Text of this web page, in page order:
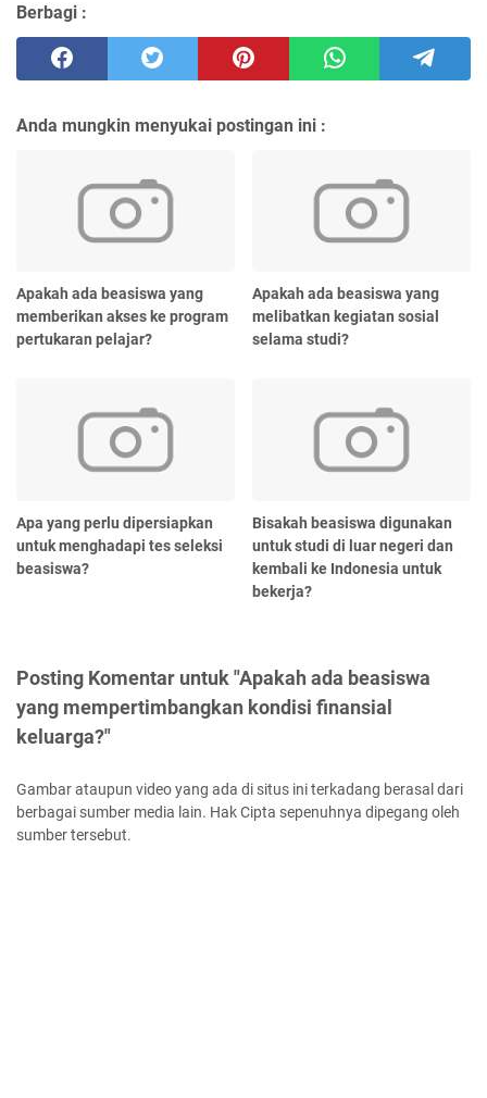
Berbagi :
Anda mungkin menyukai postingan ini :
Apakah ada beasiswa yang
memberikan akses ke program
pertukaran pelajar?
Apakah ada beasiswa yang
melibatkan kegiatan sosial
selama studi?
Apa yang perlu dipersiapkan
untuk menghadapi tes seleksi
beasiswa?
Bisakah beasiswa digunakan
untuk studi di luar negeri dan
kembali ke Indonesia untuk
bekerja?
Posting Komentar untuk "Apakah ada beasiswa
yang mempertimbangkan kondisi finansial
keluarga?"
Gambar ataupun video yang ada di situs ini terkadang berasal dari
berbagai sumber media lain. Hak Cipta sepenuhnya dipegang oleh
sumber tersebut.